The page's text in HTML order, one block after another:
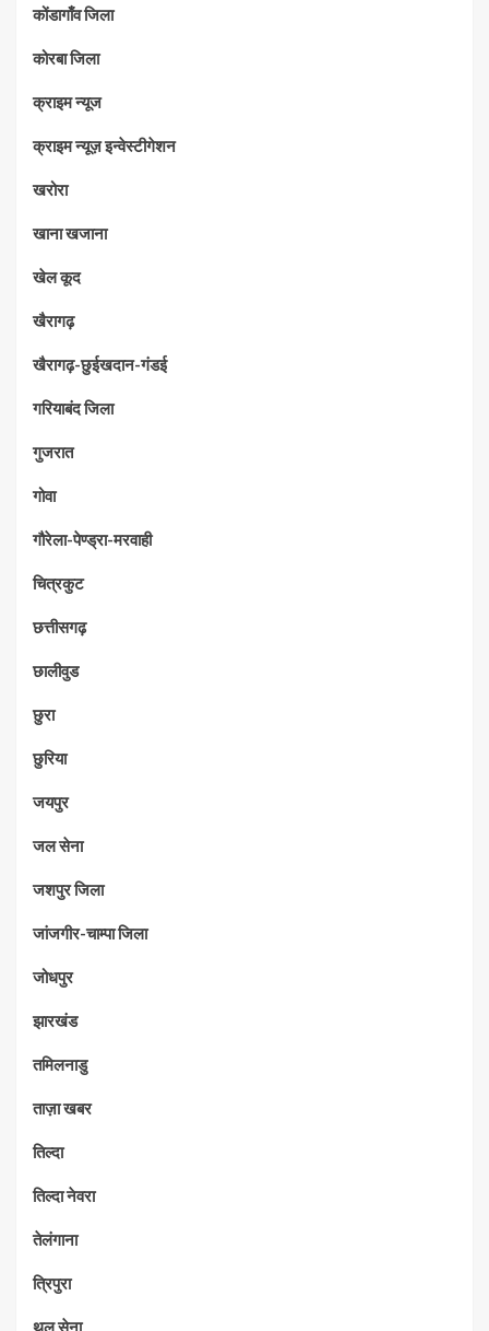
कोंडागाँव जिला
कोरबा जिला
क्राइम न्यूज
क्राइम न्यूज़ इन्वेस्टीगेशन
खरोरा
खाना खजाना
खेल कूद
खैरागढ़
खैरागढ़-छुईखदान-गंडई
गरियाबंद जिला
गुजरात
गोवा
गौरेला-पेण्ड्रा-मरवाही
चित्रकुट
छत्तीसगढ़
छालीवुड
छुरा
छुरिया
जयपुर
जल सेना
जशपुर जिला
जांजगीर-चाम्पा जिला
जोधपुर
झारखंड
तमिलनाडु
ताज़ा खबर
तिल्दा
तिल्दा नेवरा
तेलंगाना
त्रिपुरा
थल सेना